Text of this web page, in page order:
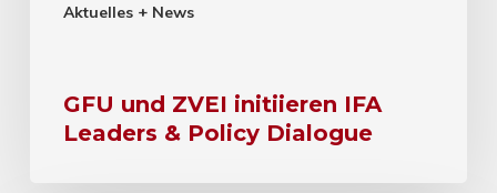
Aktuelles + News
GFU und ZVEI initiieren IFA
Leaders & Policy Dialogue